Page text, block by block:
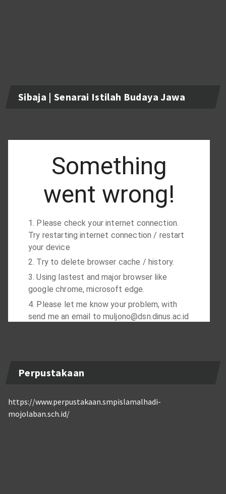
Sibaja | Senarai Istilah Budaya Jawa
Perpustakaan
https://www.perpustakaan.smpislamalhadi-
mojolaban.sch.id/